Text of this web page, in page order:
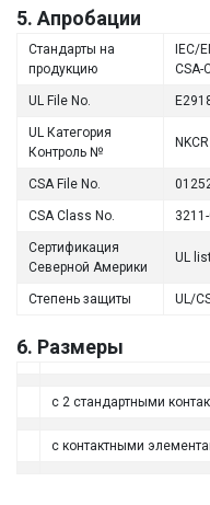
5. Апробации
Стандарты на
продукцию
IEC/
CSA-
UL File No.
UL Категория
Контроль №
NKCR
CSA File No.
CSA Class No.
Сертификация
Северной Америки
UL
Степень защиты UL/
6. Размеры
с 2 стандартными
с контактными